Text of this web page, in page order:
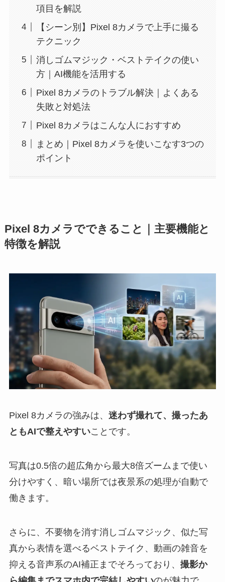
項目を解説
【シーン別】Pixel 8カメラで上手に撮る
テクニック
消しゴムマジック・ベストテイクの使い
方｜AI機能を活用する
Pixel 8カメラのトラブル解決｜よくある
失敗と対処法
Pixel 8カメラはこんな人におすすめ
まとめ｜Pixel 8カメラを使いこなす3つの
ポイント
Pixel 8カメラでできること｜主要機能と
特徴を解説
Pixel 8カメラの強みは、 迷わず撮れて、撮ったあ
ともAIで整えやすいことです。
写真は0.5倍の超広角から最大8倍ズームまで使い
分けやすく、暗い場所では夜景系の処理が自動で
働きます。
さらに、不要物を消す消しゴムマジック、似た写
真から表情を選べるベストテイク、動画の雑音を
抑える音声系のAI補正までそろっており、 撮影か